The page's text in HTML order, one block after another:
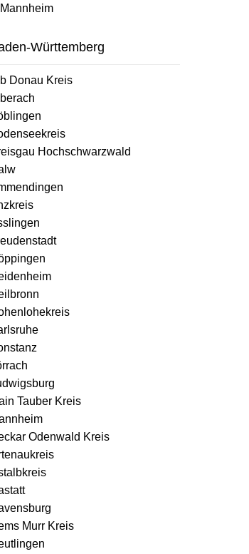
Mannheim
Württemberg
Donau Kreis
Hochschwarzwald
Tauber Kreis
Odenwald Kreis
Murr Kreis